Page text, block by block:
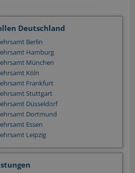
Deutschland
Berlin
Hamburg
München
Köln
Frankfurt
Stuttgart
Düsseldorf
Dortmund
Essen
Leipzig